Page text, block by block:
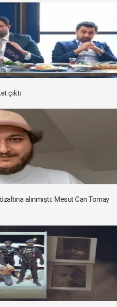
çıktı
alınmıştı: Mesut Can Tomay